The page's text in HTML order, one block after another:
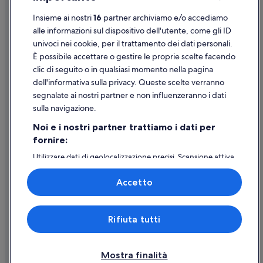
Monte Argentario: hotel a 3 stelle
Monte Argentario: hotel a 5 stelle
Supporto
Assistenza clienti
Contattaci
Come cancellare un volo
Come modificare la prenotazione di un hotel o una casa vacanze
Utilizzare un coupon Expedia
Documenti per i viaggi internazionali
© 2026 Expedia, Inc., una società di Expedia Group. Tutti i diritti riservati.
Expedia e il logo di Expedia sono marchi registrati o marchi di Expedia,
Insieme ai nostri16 partner archiviamo e/o accediamo
alle informazioni sul dispositivo dell'utente, come gli ID
univoci nei cookie, per il trattamento dei dati personali.
È possibile accettare o gestire le proprie scelte facendo
clic di seguito o in qualsiasi momento nella pagina
dell'informativa sulla privacy. Queste scelte verranno
segnalate ai nostri partner e non influenzeranno i dati
sulla navigazione.
Noi e i nostri partner trattiamo i dati per
fornire:
Utilizzare dati di geolocalizzazione precisi. Scansione attiva
delle caratteristiche del dispositivo ai fini
dell’identificazione. Archiviare informazioni su dispositivo
e/o accedervi. Pubblicità e contenuti personalizzati,
misurazione delle prestazioni dei contenuti e degli
annunci, ricerche sul pubblico, sviluppo di servizi.
Elenco dei partner (fornitori)
Mostra finalità
Rifiuta tutti
Accetto